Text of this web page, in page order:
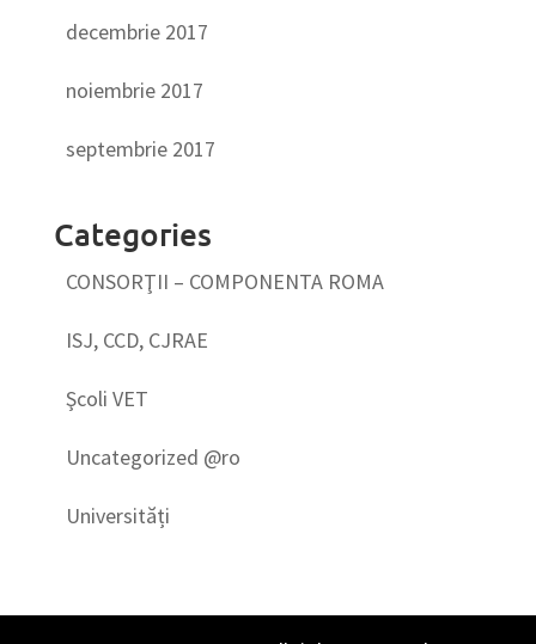
decembrie 2017
noiembrie 2017
septembrie 2017
Categories
CONSORŢII – COMPONENTA ROMA
ISJ, CCD, CJRAE
Şcoli VET
Uncategorized @ro
Universități